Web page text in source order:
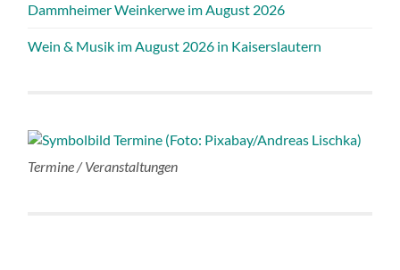
Dammheimer Weinkerwe im August 2026
Wein & Musik im August 2026 in Kaiserslautern
Termine / Veranstaltungen